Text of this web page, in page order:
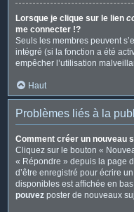
Lorsque je clique sur le lien
me connecter !?
Seuls les membres peuvent
intégré (si la fonction a été
empêcher l’utilisation
Haut
Problèmes liés à la
Comment créer un nouveau
Cliquez sur le bouton «
« Répondre » depuis la page
d’être enregistré pour écrire
disponibles est affichée en
pouvez poster de nouveaux